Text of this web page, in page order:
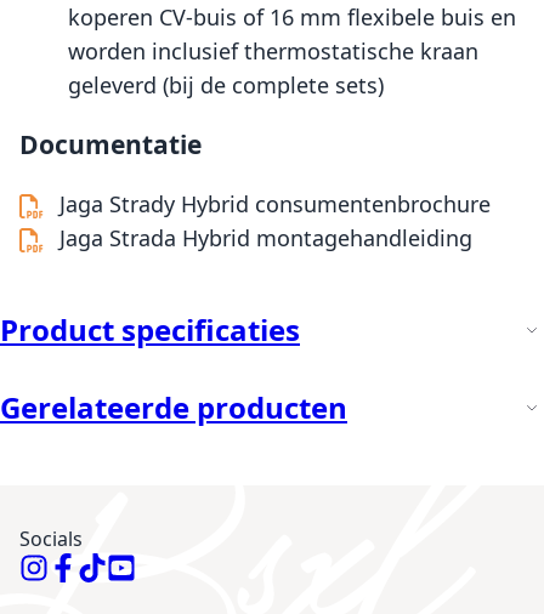
koperen CV-buis of 16 mm flexibele buis en
worden inclusief thermostatische kraan
geleverd (bij de complete sets)
Documentatie
Jaga Strady Hybrid consumentenbrochure
Jaga Strada Hybrid montagehandleiding
Product specificaties
Gerelateerde producten
Socials